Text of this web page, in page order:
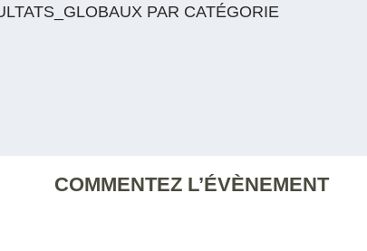
PAR CATÉGORIE
COMMENTEZ L’ÉVÈNEMENT